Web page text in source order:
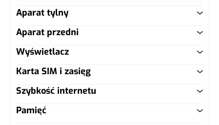
Aparat tylny
Główny aparat
Autofocus
Lampa błyskowa
Aparat przedni
Główny aparat
Wyświetlacz
Typ ekranu
Karta SIM i zasięg
Typ karty SIM
Szybkość internetu
LTE
Pamięć